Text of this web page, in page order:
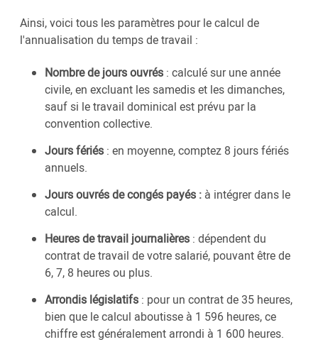
Ainsi, voici tous les paramètres pour le calcul de
l'annualisation du temps de travail :
Nombre de jours ouvrés : calculé sur une année
civile, en excluant les samedis et les dimanches,
sauf si le travail dominical est prévu par la
convention collective.
Jours fériés : en moyenne, comptez 8 jours fériés
annuels.
Jours ouvrés de congés payés : à intégrer dans le
calcul.
Heures de travail journalières : dépendent du
contrat de travail de votre salarié, pouvant être de
6, 7, 8 heures ou plus.
Arrondis législatifs : pour un contrat de 35 heures,
bien que le calcul aboutisse à 1 596 heures, ce
chiffre est généralement arrondi à 1 600 heures.